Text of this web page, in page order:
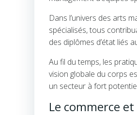
Dans l’univers des arts
spécialisés, tous
des diplômes d’état liés
Au fil du temps, les
vision globale du corps
un secteur à fort
Le commerce